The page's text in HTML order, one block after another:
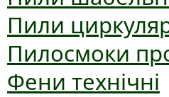
Пили
Пилосмоки
Фени технічні